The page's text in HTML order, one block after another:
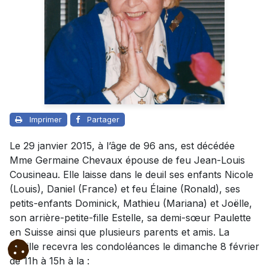
Imprimer Partager
Le 29 janvier 2015, à l’âge de 96 ans, est décédée
Mme Germaine Chevaux épouse de feu Jean-Louis
Cousineau. Elle laisse dans le deuil ses enfants Nicole
(Louis), Daniel (France) et feu Élaine (Ronald), ses
petits-enfants Dominick, Mathieu (Mariana) et Joëlle,
son arrière-petite-fille Estelle, sa demi-sœur Paulette
en Suisse ainsi que plusieurs parents et amis. La
famille recevra les condoléances le dimanche 8 février
de 11h à 15h à la :